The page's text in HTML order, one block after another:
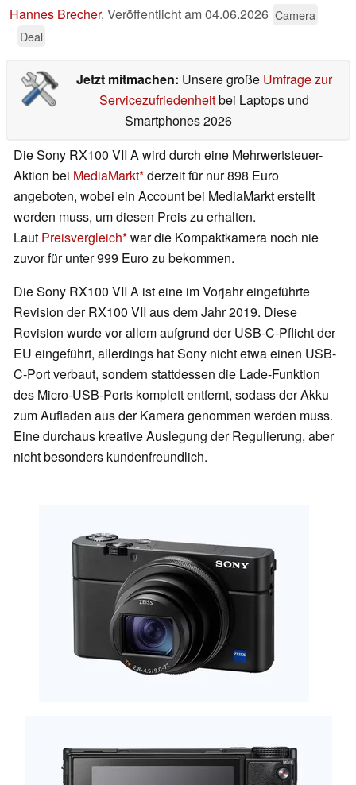
Hannes Brecher, Veröffentlicht am04.06.2026 Camera
Deal
Jetzt mitmachen: Unsere große Umfrage zur
Servicezufriedenheitbei Laptops und
Smartphones 2026
Die Sony RX100 VII A wird durch eine Mehrwertsteuer-
Aktion bei MediaMarkt derzeit für nur 898 Euro
angeboten, wobei ein Account bei MediaMarkt erstellt
werden muss, um diesen Preis zu erhalten.
Laut Preisvergleich war die Kompaktkamera noch nie
zuvor für unter 999 Euro zu bekommen.
Die Sony RX100 VII A ist eine im Vorjahr eingeführte
Revision der RX100 VII aus dem Jahr 2019. Diese
Revision wurde vor allem aufgrund der USB-C-Pflicht der
EU eingeführt, allerdings hat Sony nicht etwa einen USB-
C-Port verbaut, sondern stattdessen die Lade-Funktion
des Micro-USB-Ports komplett entfernt, sodass der Akku
zum Aufladen aus der Kamera genommen werden muss.
Eine durchaus kreative Auslegung der Regulierung, aber
nicht besonders kundenfreundlich.